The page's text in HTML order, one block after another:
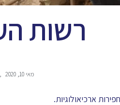
רשות
מאי 10, 2020 ,
ארכיאולוגיות.